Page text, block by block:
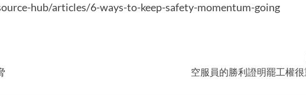
hub/articles/6-ways-to-keep-safety-momentum-going
空服員的勝利證明罷工權